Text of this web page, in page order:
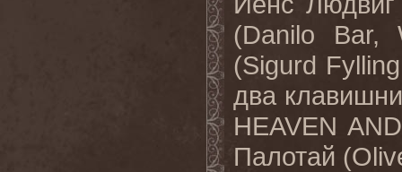
(Danilo Bar,
(Sigurd
два
HEAVEN
Палотай